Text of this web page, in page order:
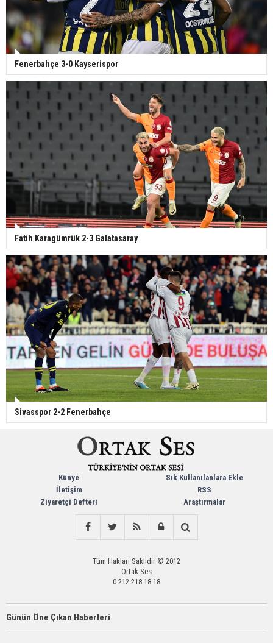
Fenerbahçe 3-0 Kayserispor
Fatih Karagümrük 2-3 Galatasaray
Sivasspor 2-2 Fenerbahçe
Künye
İletişim
Ziyaretçi Defteri
Sık Kullanılanlara Ekle
RSS
Araştırmalar
Tüm Hakları Saklıdır © 2012
Ortak Ses
0 212 218 18 18
Günün Öne Çıkan Haberleri